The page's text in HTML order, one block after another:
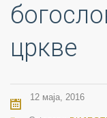
цркве
12 маја, 2016